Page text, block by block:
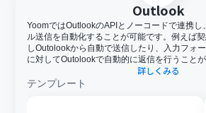
Outlook
YoomではOutlookのAPIとノーコードで連携し
ル送信を自動化することが可能です。例えば
しOutolookから自動で送信したり、入力フォ
に対してOutolookで自動的に返信を行うことが
詳しくみる
テンプレート